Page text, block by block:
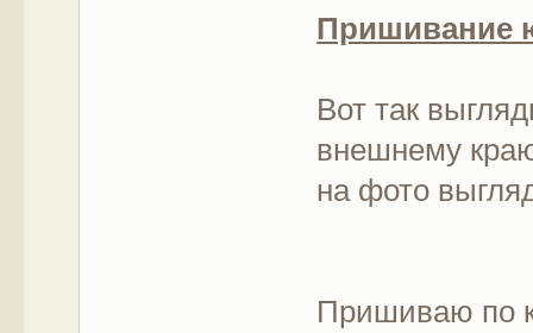
Пришивание
Вот так
внешнему
на фото
Пришиваю по